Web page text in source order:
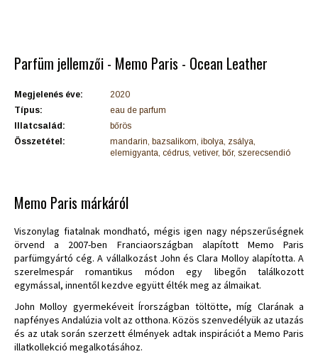
Parfüm jellemzői - Memo Paris - Ocean Leather
Megjelenés éve:
2020
Típus:
eau de parfum
Illatcsalád:
bőrös
Összetétel:
mandarin, bazsalikom, ibolya, zsálya,
elemigyanta, cédrus, vetiver, bőr, szerecsendió
Memo Paris márkáról
Viszonylag fiatalnak mondható, mégis igen nagy népszerűségnek
örvend a 2007-ben Franciaországban alapított Memo Paris
parfümgyártó cég. A vállalkozást John és Clara Molloy alapította. A
szerelmespár romantikus módon egy libegőn találkozott
egymással, innentől kezdve együtt élték meg az álmaikat.
John Molloy gyermekéveit Írországban töltötte, míg Clarának a
napfényes Andalúzia volt az otthona. Közös szenvedélyük az utazás
és az utak során szerzett élmények adtak inspirációt a Memo Paris
illatkollekció megalkotásához.